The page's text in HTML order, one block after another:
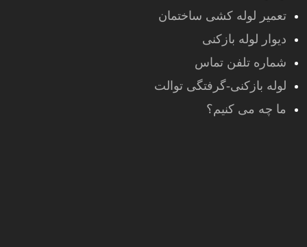
تعمیر لوله کشی ساختمان
دیوار لوله بازکنی
شماره تلفن تماس
لوله بازکنی-گرفتگی توالت
ما چه می کنیم؟